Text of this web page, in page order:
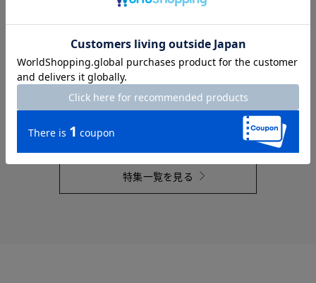
STYLING TIPS Vol.40
2026.7.2
特集一覧を見る